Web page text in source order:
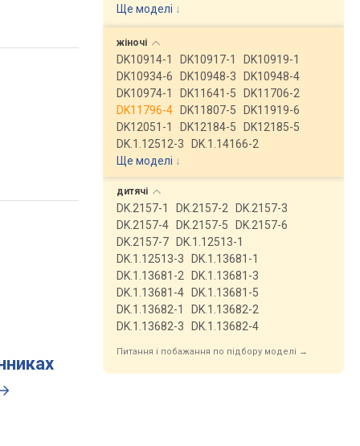
Ще моделі ↓
жіночі
DK10914-1 DK10917-1
DK10919-1
DK10934-6
DK10948-3
DK10948-4
DK10974-1
DK11641-5
DK11706-2
DK11796-4
DK11807-5
DK11919-6
DK12051-1
DK12184-5
DK12185-5
DK.1.12512-3
DK.1.14166-2
Ще моделі ↓
дитячі
DK.2157-1 DK.2157-2
DK.2157-3
DK.2157-4
DK.2157-5
DK.2157-6
DK.2157-7
DK.1.12513-1
DK.1.12513-3
DK.1.13681-1
DK.1.13681-2
DK.1.13681-3
DK.1.13681-4
DK.1.13681-5
DK.1.13682-1
DK.1.13682-2
DK.1.13682-3
DK.1.13682-4
Питання і побажання по підбору моделі →